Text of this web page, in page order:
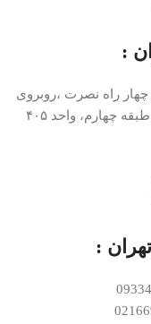
:
چهار راه نصرت ،روبروی
: